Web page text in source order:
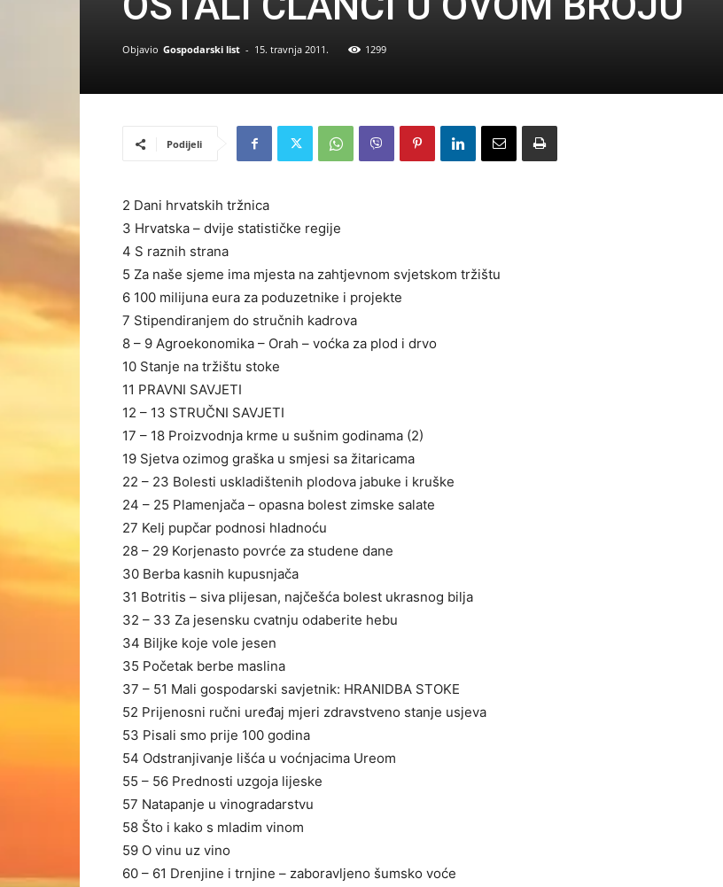
Objavio Gospodarski list - 15. travnja 2011. 1299
Podijeli
2 Dani hrvatskih tržnica
3 Hrvatska – dvije statističke regije
4 S raznih strana
5 Za naše sjeme ima mjesta na zahtjevnom svjetskom tržištu
6 100 milijuna eura za poduzetnike i projekte
7 Stipendiranjem do stručnih kadrova
8 – 9 Agroekonomika – Orah – voćka za plod i drvo
10 Stanje na tržištu stoke
11 PRAVNI SAVJETI
12 – 13 STRUČNI SAVJETI
17 – 18 Proizvodnja krme u sušnim godinama (2)
19 Sjetva ozimog graška u smjesi sa žitaricama
22 – 23 Bolesti uskladištenih plodova jabuke i kruške
24 – 25 Plamenjača – opasna bolest zimske salate
27 Kelj pupčar podnosi hladnoću
28 – 29 Korjenasto povrće za studene dane
30 Berba kasnih kupusnjača
31 Botritis – siva plijesan, najčešća bolest ukrasnog bilja
32 – 33 Za jesensku cvatnju odaberite hebu
34 Biljke koje vole jesen
35 Početak berbe maslina
37 – 51 Mali gospodarski savjetnik: HRANIDBA STOKE
52 Prijenosni ručni uređaj mjeri zdravstveno stanje usjeva
53 Pisali smo prije 100 godina
54 Odstranjivanje lišća u voćnjacima Ureom
55 – 56 Prednosti uzgoja lijeske
57 Natapanje u vinogradarstvu
58 Što i kako s mladim vinom
59 O vinu uz vino
60 – 61 Drenjine i trnjine – zaboravljeno šumsko voće